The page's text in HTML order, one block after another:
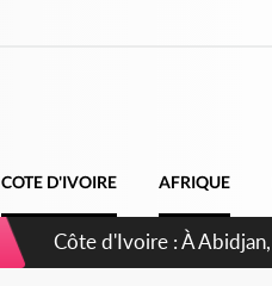
COTE D'IVOIRE AFRIQUE
Côte d'Ivoire : 23